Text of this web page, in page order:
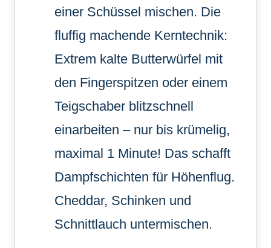
einer Schüssel mischen. Die
fluffig machende Kerntechnik:
Extrem kalte Butterwürfel mit
den Fingerspitzen oder einem
Teigschaber blitzschnell
einarbeiten – nur bis krümelig,
maximal 1 Minute! Das schafft
Dampfschichten für Höhenflug.
Cheddar, Schinken und
Schnittlauch untermischen.